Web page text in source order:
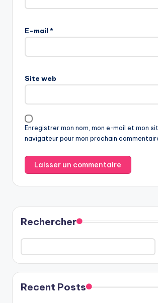
E-mail *
Site web
Enregistrer mon nom, mon e-mail et mon
navigateur pour mon prochain
Rechercher
Recent Posts